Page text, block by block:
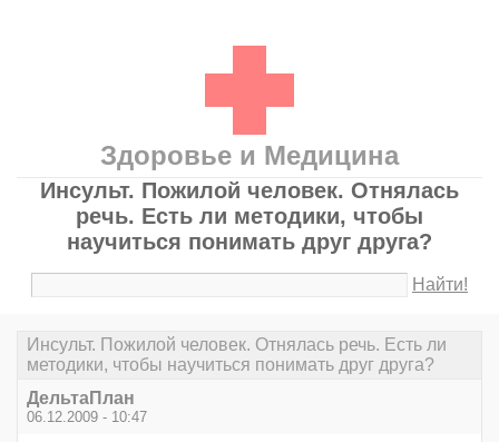
Здоровье и Медицина
Инсульт. Пожилой человек. Отнялась
речь. Есть ли методики, чтобы
научиться понимать друг друга?
Найти!
Инсульт. Пожилой человек. Отнялась речь. Есть ли
методики, чтобы научиться понимать друг друга?
ДельтаПлан
06.12.2009 - 10:47